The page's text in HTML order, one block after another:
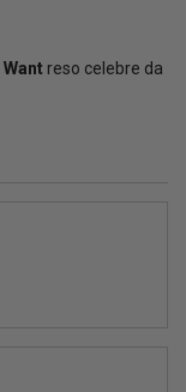
Want reso celebre da